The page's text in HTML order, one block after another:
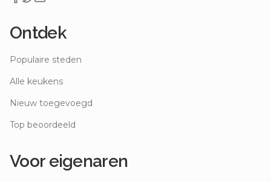
Ontdek
Populaire steden
Alle keukens
Nieuw toegevoegd
Top beoordeeld
Voor eigenaren